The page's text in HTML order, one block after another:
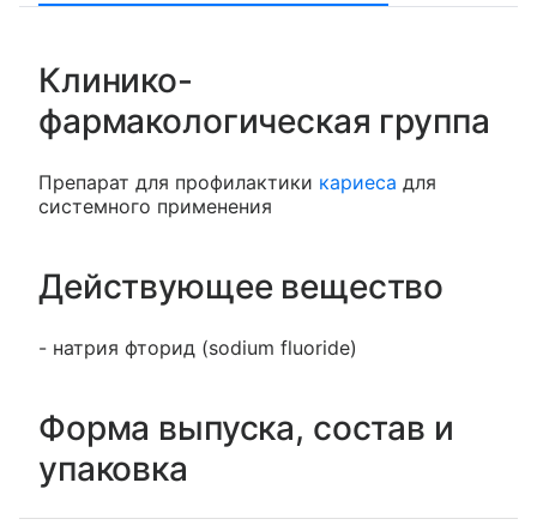
Клинико-
фармакологическая группа
Препарат для профилактики кариеса для
системного применения
Действующее вещество
- натрия фторид (sodium fluoride)
Форма выпуска, состав и
упаковка